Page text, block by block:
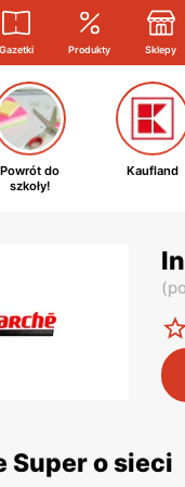
Gazetki Produkty Sklepy
Powrót do
szkoły!
Kaufland
(
Super o sieci